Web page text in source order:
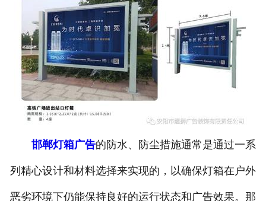
新闻资讯
企业文化
邯郸灯箱广告的防水、防尘措施通常是通过一系
列精心设计和材料选择来实现的，以确保灯箱在户外
恶劣环境下仍能保持良好的运行状态和广告效果。那